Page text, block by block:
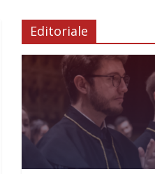
Editoriale